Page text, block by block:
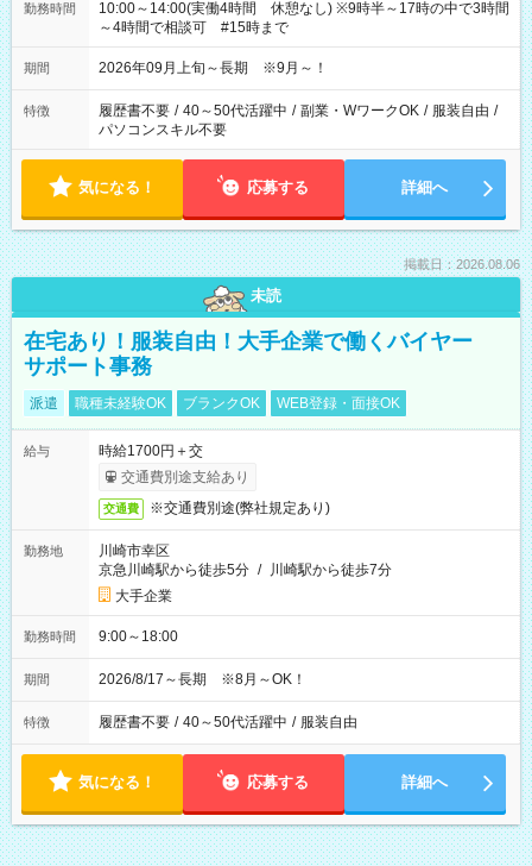
勤務時間
10:00～14:00(実働4時間 休憩なし) ※9時半～17時の中で3時間
～4時間で相談可 #15時まで
期間 2026年09月上旬～長期 ※9月～！
特徴 履歴書不要 / 40～50代活躍中 / 副業・WワークOK / 服装自由 /
パソコンスキル不要
気になる！ 応募する 詳細へ
掲載日：2026.08.06
未読
在宅あり！服装自由！大手企業で働くバイヤー
サポート事務
派遣 職種未経験OK ブランクOK WEB登録・面接OK
給与
時給1700円＋交
交通費別途支給あり
交通費 ※交通費別途(弊社規定あり)
勤務地
川崎市幸区
京急川崎駅から徒歩5分 / 川崎駅から徒歩7分
大手企業
勤務時間 9:00～18:00
期間 2026/8/17～長期 ※8月～OK！
特徴 履歴書不要 / 40～50代活躍中 / 服装自由
気になる！ 応募する 詳細へ